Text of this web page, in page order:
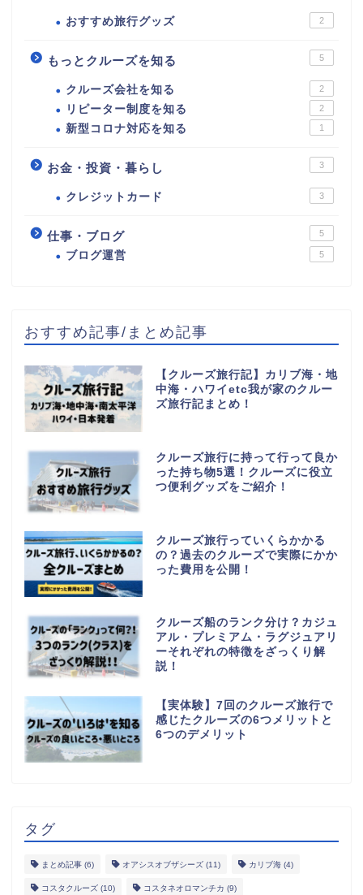
おすすめ旅行グッズ 2
もっとクルーズを知る 5
クルーズ会社を知る 2
リピーター制度を知る 2
新型コロナ対応を知る 1
お金・投資・暮らし 3
クレジットカード 3
仕事・ブログ 5
ブログ運営 5
おすすめ記事/まとめ記事
【クルーズ旅行記】カリブ海・地
中海・ハワイetc我が家のクルー
ズ旅行記まとめ！
クルーズ旅行に持って行って良か
った持ち物5選！クルーズに役立
つ便利グッズをご紹介！
クルーズ旅行っていくらかかる
の？過去のクルーズで実際にかか
った費用を公開！
クルーズ船のランク分け？カジュ
アル・プレミアム・ラグジュアリ
ーそれぞれの特徴をざっくり解
説！
【実体験】7回のクルーズ旅行で
感じたクルーズの6つメリットと
6つのデメリット
タグ
まとめ記事 (6) オアシスオブザシーズ (11) カリブ海 (4)
コスタクルーズ (10) コスタネオロマンチカ (9)